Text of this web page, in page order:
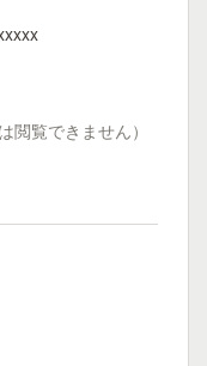
閲覧できません）